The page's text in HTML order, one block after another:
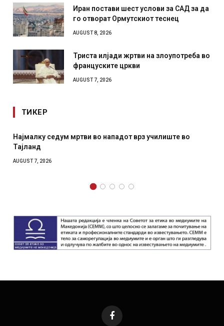
Иран постави шест услови за САД за да
го отворат Ормутскиот теснец
AUGUST 8, 2026
Триста илјади жртви на злоупотреба во
француските цркви
AUGUST 7, 2026
ТИКЕР
Најмалку седум мртви во нападот врз училиште во
Тајланд
AUGUST 7, 2026
Facebook